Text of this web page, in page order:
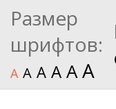
Размер
шрифтов:
A A A A AA